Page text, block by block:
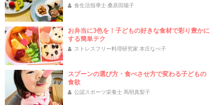
食生活指導士 桑原田陽子
お弁当に3色を！子どもの好きな食材で彩り豊かに
する簡単テク
ストレスフリー料理研究家 本庄なべ子
スプーンの選び方・食べさせ方で変わる子どもの
食欲
公認スポーツ栄養士 馬明真梨子